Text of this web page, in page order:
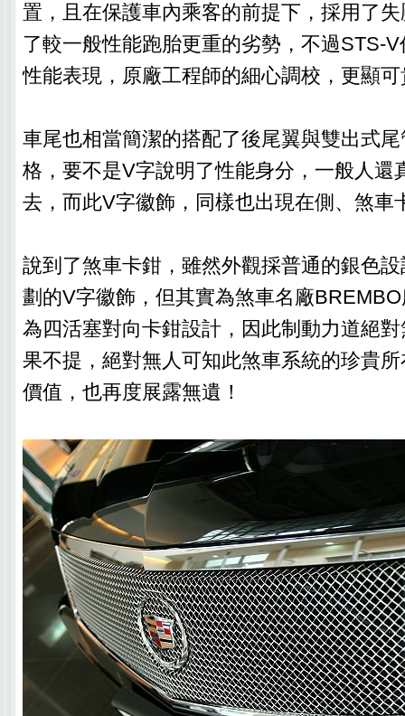
置，且在保護車內乘客的前提下，採用了
了較一般性能跑胎更重的劣勢，不過STS-
性能表現，原廠工程師的細心調校，更顯
車尾也相當簡潔的搭配了後尾翼與雙出式
格，要不是V字說明了性能身分，一般人還
去，而此V字徽飾，同樣也出現在側、煞車
說到了煞車卡鉗，雖然外觀採普通的銀色
劃的V字徽飾，但其實為煞車名廠
為四活塞對向卡鉗設計，因此制動力道絕
果不提，絕對無人可知此煞車系統的珍貴
價值，也再度展露無遺！